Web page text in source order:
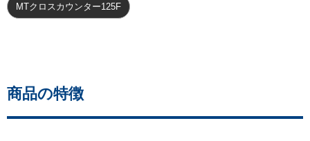
MTクロスカウンター125F
商品の特徴